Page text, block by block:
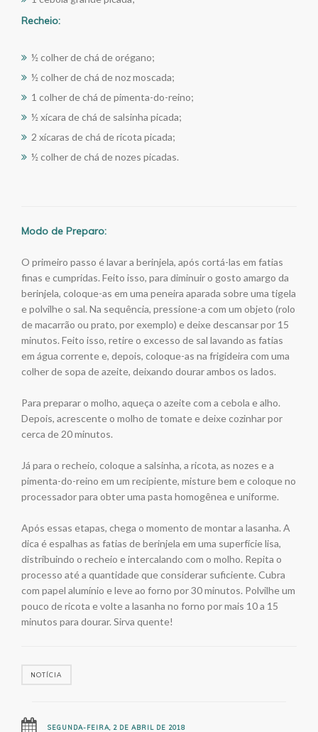
Recheio:
½ colher de chá de orégano;
½ colher de chá de noz moscada;
1 colher de chá de pimenta-do-reino;
½ xícara de chá de salsinha picada;
2 xícaras de chá de ricota picada;
½ colher de chá de nozes picadas.
Modo de Preparo:
O primeiro passo é lavar a berinjela, após cortá-las em fatias
finas e cumpridas. Feito isso, para diminuir o gosto amargo da
berinjela, coloque-as em uma peneira aparada sobre uma tigela
e polvilhe o sal. Na sequência, pressione-a com um objeto (rolo
de macarrão ou prato, por exemplo) e deixe descansar por 15
minutos. Feito isso, retire o excesso de sal lavando as fatias
em água corrente e, depois, coloque-as na frigideira com uma
colher de sopa de azeite, deixando dourar ambos os lados.
Para preparar o molho, aqueça o azeite com a cebola e alho.
Depois, acrescente o molho de tomate e deixe cozinhar por
cerca de 20 minutos.
Já para o recheio, coloque a salsinha, a ricota, as nozes e a
pimenta-do-reino em um recipiente, misture bem e coloque no
processador para obter uma pasta homogênea e uniforme.
Após essas etapas, chega o momento de montar a lasanha. A
dica é espalhas as fatias de berinjela em uma superfície lisa,
distribuindo o recheio e intercalando com o molho. Repita o
processo até a quantidade que considerar suficiente. Cubra
com papel alumínio e leve ao forno por 30 minutos. Polvilhe um
pouco de ricota e volte a lasanha no forno por mais 10 a 15
minutos para dourar. Sirva quente!
NOTÍCIA
SEGUNDA-FEIRA, 2 DE ABRIL DE 2018